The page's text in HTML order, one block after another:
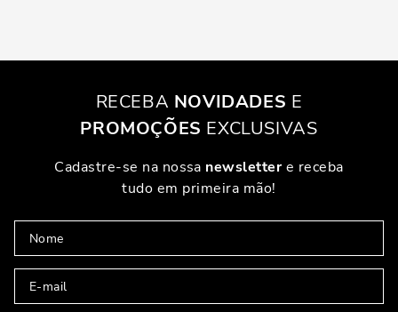
RECEBA NOVIDADES E
PROMOÇÕES EXCLUSIVAS
Cadastre-se na nossa newslettere receba
tudo em primeira mão!